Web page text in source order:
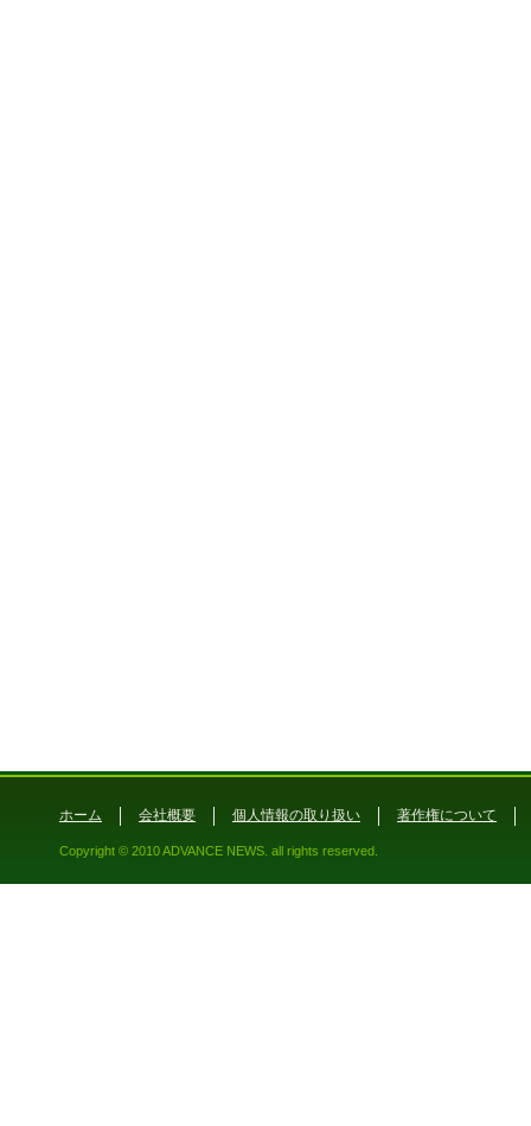
ホーム 会社概要 個人情報の取り扱い 著作権について
Copyright © 2010 ADVANCE NEWS. all rights reserved.